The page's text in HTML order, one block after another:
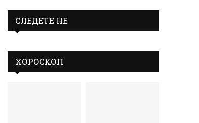
СЛЕДЕТЕ НЕ
ХОРОСКОП